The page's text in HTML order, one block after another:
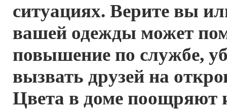
ситуациях. Верите вы
вашей одежды может
повышение по службе,
вызвать друзей на
Цвета в доме поощряют